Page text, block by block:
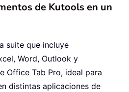
de Kutools en un
suite que incluye
Word, Outlook y
Office Tab Pro, ideal para
distintas aplicaciones de